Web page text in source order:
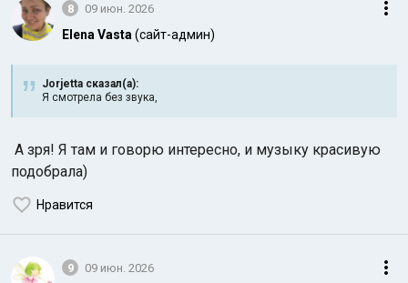
8 09 июн. 2026
Elena Vasta (сайт-админ)
Jorjetta сказал(а):
Я смотрела без звука,
А зря! Я там и говорю интересно, и музыку красивую
подобрала)
Нравится
9 09 июн. 2026